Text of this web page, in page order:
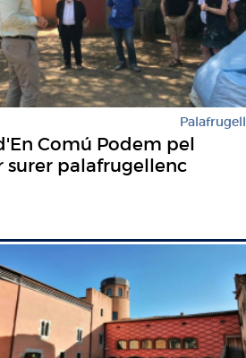
Palafrugell
Comú Podem pel
surer palafrugellenc